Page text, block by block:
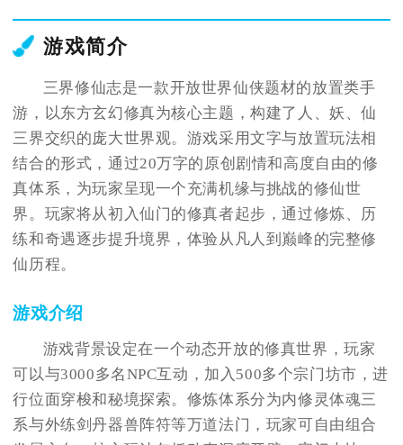
游戏简介
三界修仙志是一款开放世界仙侠题材的放置类手
游，以东方玄幻修真为核心主题，构建了人、妖、仙
三界交织的庞大世界观。游戏采用文字与放置玩法相
结合的形式，通过20万字的原创剧情和高度自由的修
真体系，为玩家呈现一个充满机缘与挑战的修仙世
界。玩家将从初入仙门的修真者起步，通过修炼、历
练和奇遇逐步提升境界，体验从凡人到巅峰的完整修
仙历程。
游戏介绍
游戏背景设定在一个动态开放的修真世界，玩家
可以与3000多名NPC互动，加入500多个宗门坊市，进
行位面穿梭和秘境探索。修炼体系分为内修灵体魂三
系与外练剑丹器兽阵符等万道法门，玩家可自由组合